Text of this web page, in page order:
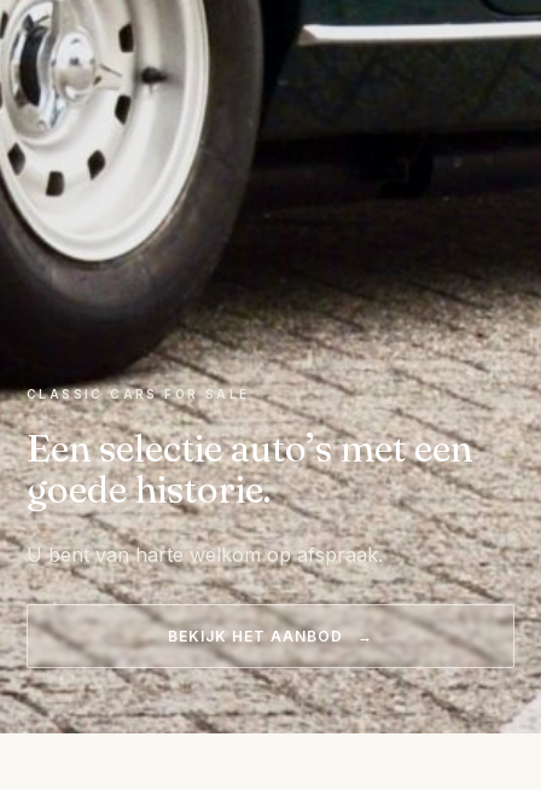
CLASSIC CARS FOR SALE
Een selectie auto’s met een
goede historie.
U bent van harte welkom op afspraak.
BEKIJK HET AANBOD